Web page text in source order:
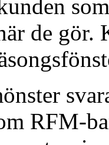
de gör.
RFM-